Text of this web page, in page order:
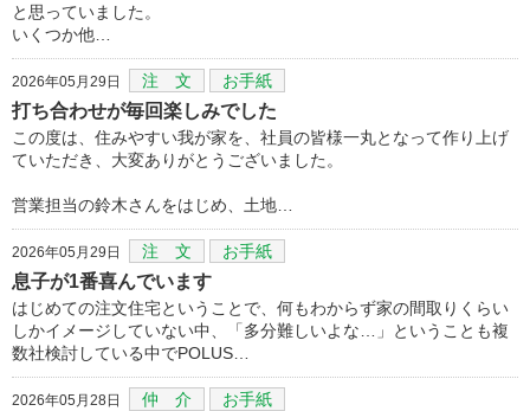
と思っていました。
いくつか他…
2026年05月29日 注 文 お手紙
打ち合わせが毎回楽しみでした
この度は、住みやすい我が家を、社員の皆様一丸となって作り上げ
ていただき、大変ありがとうございました。
営業担当の鈴木さんをはじめ、土地…
2026年05月29日 注 文 お手紙
息子が1番喜んでいます
はじめての注文住宅ということで、何もわからず家の間取りくらい
しかイメージしていない中、「多分難しいよな…」ということも複
数社検討している中でPOLUS…
2026年05月28日 仲 介 お手紙